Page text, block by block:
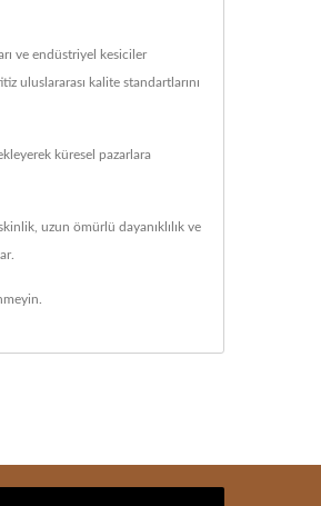
ve endüstriyel kesiciler
uluslararası kalite standartlarını
küresel pazarlara
uzun ömürlü dayanıklılık ve